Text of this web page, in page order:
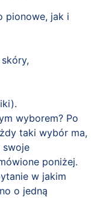
pionowe, jak i
wyborem? Po
taki wybór ma,
swoje
poniżej.
w jakim
o jedną